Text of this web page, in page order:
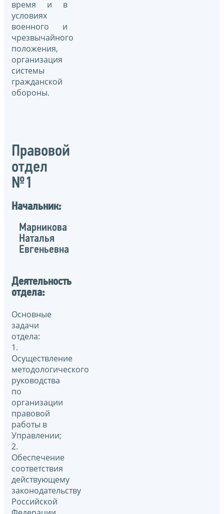
время и в
условиях
военного и
чрезвычайного
положения,
организация
системы
гражданской
обороны.
Правовой
отдел
№1
Начальник:
Марникова
Наталья
Евгеньевна
Деятельность
отдела:
Основные
задачи
отдела:
1.
Осуществление
методологического
руководства
по
организации
правовой
работы в
Управлении;
2.
Обеспечение
соответствия
действующему
законодательству
Российской